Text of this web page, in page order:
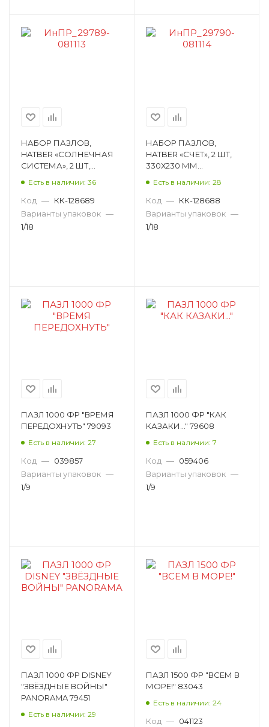
НАБОР ПАЗЛОВ,
HATBER «СОЛНЕЧНАЯ
СИСТЕМА», 2 ШТ,
Есть в наличии: 36
Код — КК-128689
Варианты упаковок —
1/18
НАБОР ПАЗЛОВ,
HATBER «СЧЕТ», 2 ШТ,
330Х230 ММ
Есть в наличии: 28
Код — КК-128688
Варианты упаковок —
1/18
ПАЗЛ 1000 ФР "ВРЕМЯ
ПЕРЕДОХНУТЬ" 79093
Есть в наличии: 27
Код — 039857
Варианты упаковок —
1/9
ПАЗЛ 1000 ФР "КАК
КАЗАКИ..." 79608
Есть в наличии: 7
Код — 059406
Варианты упаковок —
1/9
ПАЗЛ 1000 ФР DISNEY
"ЗВЁЗДНЫЕ ВОЙНЫ"
PANORAMA 79451
Есть в наличии: 29
ПАЗЛ 1500 ФР "ВСЕМ В
МОРЕ!" 83043
Есть в наличии: 24
Код — 041123